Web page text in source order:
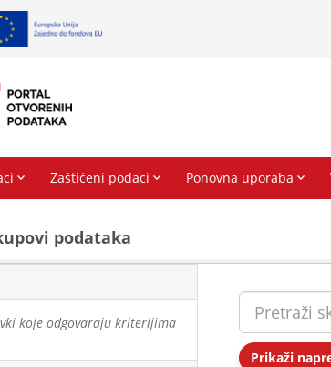
podаtаkа
koje odgovaraju kriterijima
Prikaži